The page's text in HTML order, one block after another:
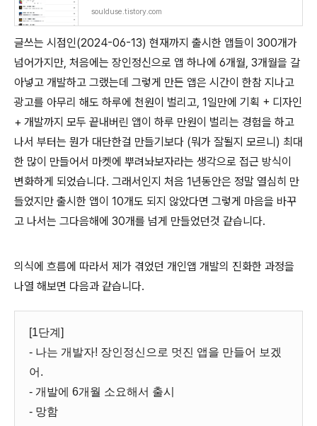
soulduse.tistory.com
글쓰는 시점인(2024-06-13) 현재까지 출시한 앱들이 300개가
넘어가지만, 처음에는 장인정신으로 앱 하나에 6개월, 3개월을 갈
아넣고 개발하고 그랬는데 그렇게 만든 앱은 시간이 한참 지나고
광고를 아무리 해도 하루에 천원이 벌리고, 1일만에 기획 + 디자인
+ 개발까지 모두 끝내버린 앱이 하루 만원이 벌리는 경험을 하고
나서 부터는 뭔가 대단한걸 만들기보다 (뭐가 잘될지 모르니) 최대
한 많이 만들어서 마켓에 뿌려놔보자라는 생각으로 접근 방식이
변화하게 되었습니다. 그래서인지 처음 1년동안은 정말 열심히 만
들었지만 출시한 앱이 10개도 되지 않았다면 그렇게 마음을 바꾸
고 나서는 그다음해에 30개를 넘게 만들었던것 같습니다.
의식에 흐름에 따라서 제가 겪었던 개인앱 개발의 진화한 과정을
나열 해보면 다음과 같습니다.
[1단계]
- 나는 개발자! 장인정신으로 멋진 앱을 만들어 보겠
어.
- 개발에 6개월 소요해서 출시
- 망함